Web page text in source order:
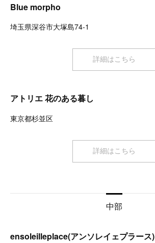
Blue morpho
埼玉県深谷市大塚島74-1
詳細はこちら
アトリエ 花のある暮し
東京都杉並区
詳細はこちら
中部
ensoleilleplace(アンソレイェプラース)